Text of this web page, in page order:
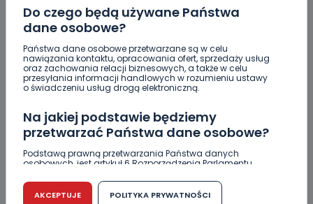
Do czego będą używane Państwa
dane osobowe?
Państwa dane osobowe przetwarzane są w celu
nawiązania kontaktu, opracowania ofert, sprzedaży usług
oraz zachowania relacji biznesowych, a także w celu
przesyłania informacji handlowych w rozumieniu ustawy
o świadczeniu usług drogą elektroniczną.
Na jakiej podstawie będziemy
przetwarzać Państwa dane osobowe?
Podstawą prawną przetwarzania Państwa danych
osobowych, jest artykuł 6 Rozporządzenia Parlamentu
r. w sprawie ochrony osób fizycznych w związku z
przetwarzaniem danych osobowych w sprawie
AKCEPTUJE POLITYKA PRYWATNOŚCI
KOMENTARZE (1)
O Olo
twarz bo nie ma na niego bata. Ot nasze polskie prawo
REPLY
DOŁĄCZ DO DYSKUSJI